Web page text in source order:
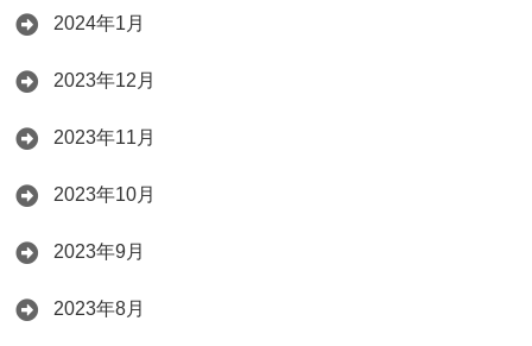
2024年1月
2023年12月
2023年11月
2023年10月
2023年9月
2023年8月